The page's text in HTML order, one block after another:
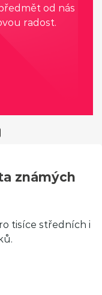
od nás
radost.
známých
tisíce středních i